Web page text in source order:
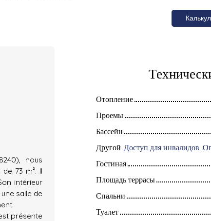
nous
73 m². Il
intérieur
salle de
présente
Отопление
Проемы
Бассейн
Другой
Гостиная
Площадь террасы
Спальни
Туалет